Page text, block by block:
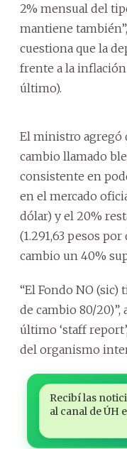
2% mensual del
mantiene
cuestiona que la
frente a la
último).
El ministro agregó
cambio llamado
consistente en
en el mercado
dólar) y el 20%
(1.291,63 pesos
cambio un 40%
“El Fondo NO
de cambio 80/
último ‘staff
del organismo
Recibí las
al canal de ÚH